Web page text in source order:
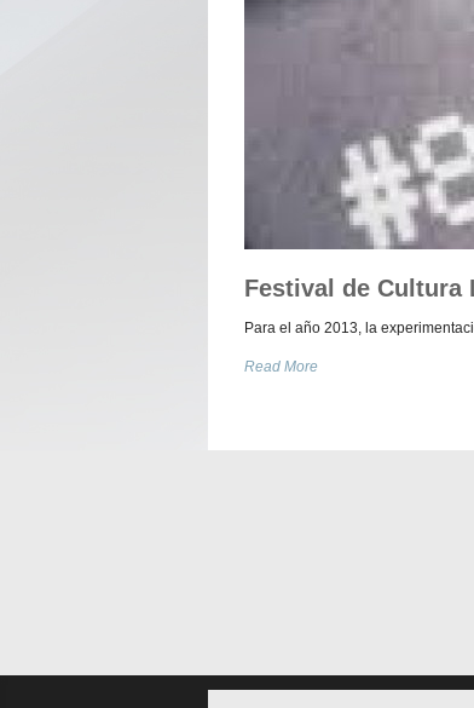
Festival de Cultura
Para el año 2013, la
Read More